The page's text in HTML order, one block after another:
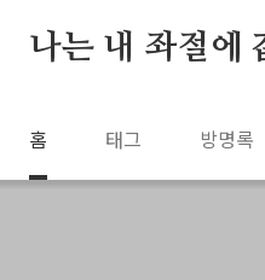
나는 내 좌절에
홈 태그 방명록